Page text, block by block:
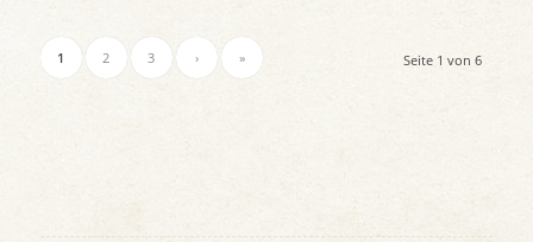
Seite 1 von 6
1 2 3 › »